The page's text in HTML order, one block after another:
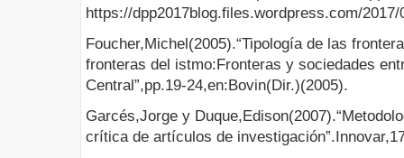
https://dpp2017blog.files.wordpress.com/2017/
Foucher,Michel(2005).“Tipología de las
fronteras del istmo:Fronteras y sociedades
Central”,pp.19-24,en:Bovin(Dir.)(2005).
Garcés,Jorge y
crítica de artículos de